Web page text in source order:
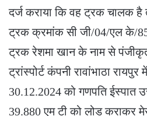
दर्ज कराया कि वह ट्रक चालक है
ट्रक क्रमांक सी जी/04/एल के/
ट्रक रेशमा खान के नाम से
ट्रांस्पोर्ट कंपनी रावांभाठा
30.12.2024 को गणपति ईस्पात
39.880 एम टी को लोड कराकर